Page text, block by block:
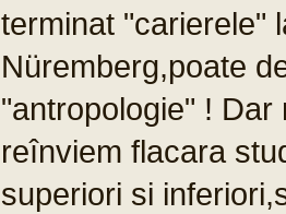
terminat "carierele"
Nüremberg,poate
"antropologie" !
reînviem flacara
superiori si